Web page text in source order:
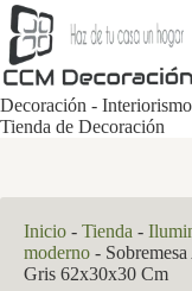
Saltar
al
contenido
Decoración -
Tienda de Decoración
Inicio - Tienda -
moderno -
Gris 62x30x30 Cm